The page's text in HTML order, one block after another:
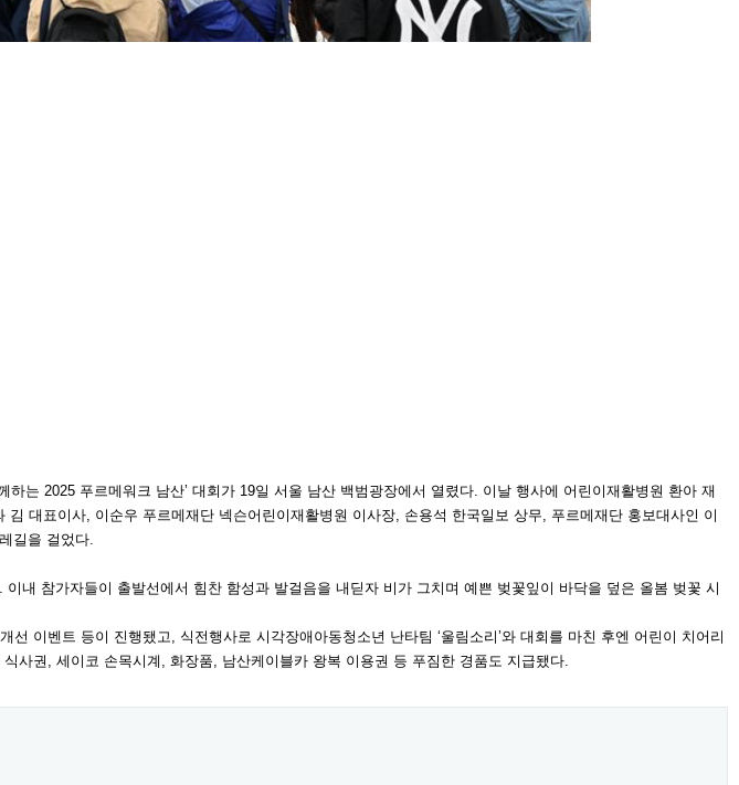
는 2025 푸르메워크 남산’ 대회가 19일 서울 남산 백범광장에서 열렸다. 이날 행사에 어린이재활병원 환아 재
대표이사, 이순우 푸르메재단 넥슨어린이재활병원 이사장, 손용석 한국일보 상무, 푸르메재단 홍보대사인 이
길을 걸었다.
내 참가자들이 출발선에서 힘찬 함성과 발걸음을 내딛자 비가 그치며 예쁜 벚꽃잎이 바닥을 덮은 올봄 벚꽃 시
이벤트 등이 진행됐고, 식전행사로 시각장애아동청소년 난타팀 ‘울림소리’와 대회를 마친 후엔 어린이 치어리
사권, 세이코 손목시계, 화장품, 남산케이블카 왕복 이용권 등 푸짐한 경품도 지급됐다.